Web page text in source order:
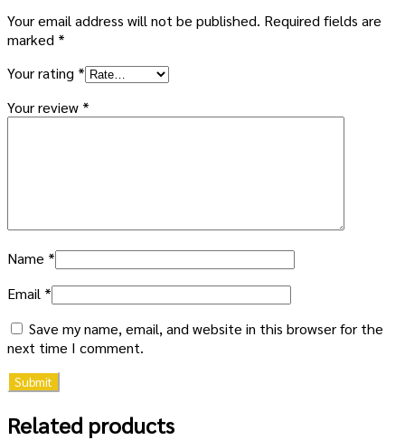
Your email address will not be published. Required fields are
marked *
Your rating *
Your review *
Name *
Email *
Save my name, email, and website in this browser for the
next time I comment.
Related products